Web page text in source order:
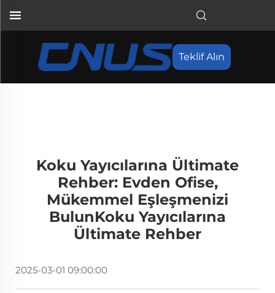
Teklif Alın
Koku Yayıcılarına Ültimate
Rehber: Evden Ofise,
Mükemmel Eşleşmenizi
BulunKoku Yayıcılarına
Ültimate Rehber
2025-03-01 09:00:00